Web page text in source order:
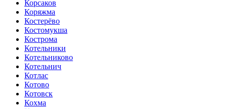
Корсаков
Коряжма
Костерёво
Костомукша
Кострома
Котельники
Котельниково
Котельнич
Котлас
Котово
Котовск
Кохма